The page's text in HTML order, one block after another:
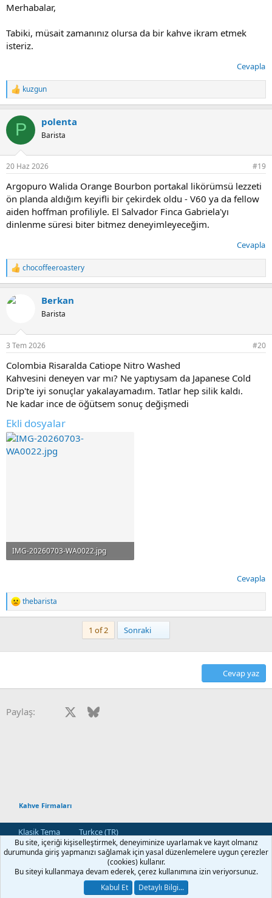
CHO Coffee Roastery
Merhabalar,
Tabiki, müsait zamanınız olursa da bir kahve ikram etmek
isteriz.
Cevapla
T
e
k
l
:
kuzgun
P polenta
Barista
20 Haz 2026 #19
Argopuro Walida Orange Bourbon portakal likörümsü lezzeti
ön planda aldığım keyifli bir çekirdek oldu - V60 ya da fellow
aiden hoffman profiliyle. El Salvador Finca Gabriela'yı
dinlenme süresi biter bitmez deneyimleyeceğim.
Cevapla
T
e
k
chocoffeeroastery
Berkan
Barista
3 Tem 2026 #20
Colombia Risaralda Catiope Nitro Washed
Kahvesini deneyen var mı? Ne yaptıysam da Japanese Cold
Drip'te iyi sonuçlar yakalayamadım. Tatlar hep silik kaldı.
Ne kadar ince de öğütsem sonuç değişmedi
Ekli dosyalar
IMG-20260703-WA0022.jpg
Cevapla
T
e
l
thebarista
1 of 2 Sonraki
Cevap yaz
Paylaş: Facebook Bluesky
Kahve Firmaları
Klasik Tema
Turkce (TR)
Bize Ulaşın
Kullanım ve Şartlar Gizlilik Politikası
Yardım
R
S
Community platform by XenForo® © 2010-2026 XenForo Ltd.
[XGT] Forum statistics system- XenGenTr
Bu site, içeriği kişiselleştirmek, deneyiminize uyarlamak ve kayıt olmanız
durumunda giriş yapmanızı sağlamak için yasal düzenlemelere uygun çerezler
(cookies) kullanır.
Bu siteyi kullanmaya devam ederek, çerez kullanımına izin veriyorsunuz.
Kabul Et
Detaylı Bilgi...